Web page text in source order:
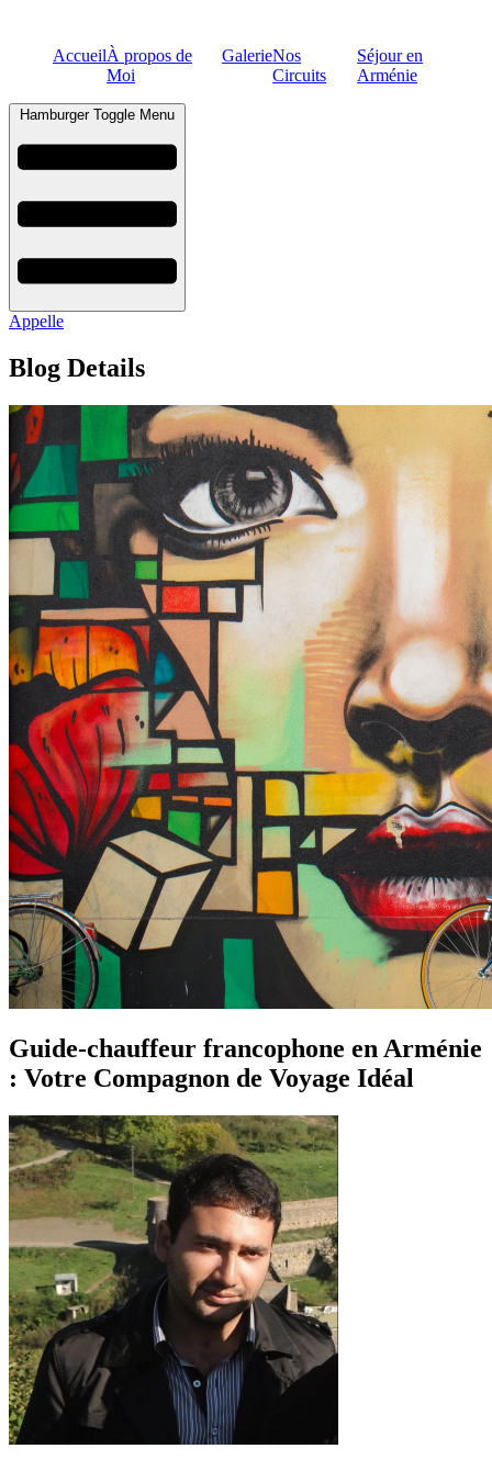
AccueilÀ propos de
Moi
GalerieNos
Circuits
Séjour en
Arménie
Hamburger Toggle Menu
Appelle
Blog Details
Guide-chauffeur francophone en Arménie
: Votre Compagnon de Voyage Idéal